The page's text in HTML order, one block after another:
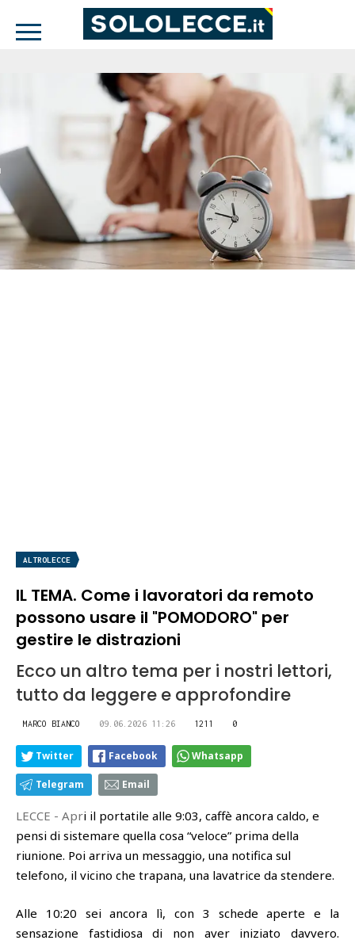
ALTROLECCE
IL TEMA. Come i lavoratori da remoto
possono usare il "POMODORO" per
gestire le distrazioni
Ecco un altro tema per i nostri lettori,
tutto da leggere e approfondire
MARCO BIANCO 09.06.2026 11:26 1211 0
Twitter Facebook Whatsapp
Telegram Email
LECCE - Apri il portatile alle 9:03, caffè ancora caldo, e
pensi di sistemare quella cosa “veloce” prima della
riunione. Poi arriva un messaggio, una notifica sul
telefono, il vicino che trapana, una lavatrice da stendere.
Alle 10:20 sei ancora lì, con 3 schede aperte e la
sensazione fastidiosa di non aver iniziato davvero.